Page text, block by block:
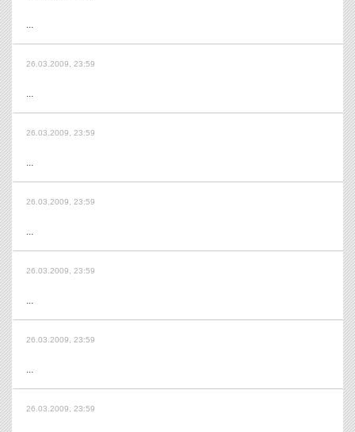
...
26.03.2009, 23:59
...
26.03.2009, 23:59
...
26.03.2009, 23:59
...
26.03.2009, 23:59
...
26.03.2009, 23:59
...
26.03.2009, 23:59